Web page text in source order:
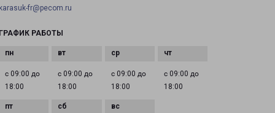
fr@pecom.ru
РАБОТЫ
с 09:00 до
18:00
с 09:00 до
18:00
с 09:00 до
18:00
с 09:00 до
18:00